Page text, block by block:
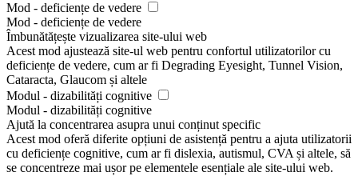
Mod - deficiențe de vedere
Mod - deficiențe de vedere
Îmbunătățește vizualizarea site-ului web
Acest mod ajustează site-ul web pentru confortul utilizatorilor cu
deficiențe de vedere, cum ar fi Degrading Eyesight, Tunnel Vision,
Cataracta, Glaucom și altele
Modul - dizabilități cognitive
Modul - dizabilități cognitive
Ajută la concentrarea asupra unui conținut specific
Acest mod oferă diferite opțiuni de asistență pentru a ajuta utilizatorii
cu deficiențe cognitive, cum ar fi dislexia, autismul, CVA și altele, să
se concentreze mai ușor pe elementele esențiale ale site-ului web.